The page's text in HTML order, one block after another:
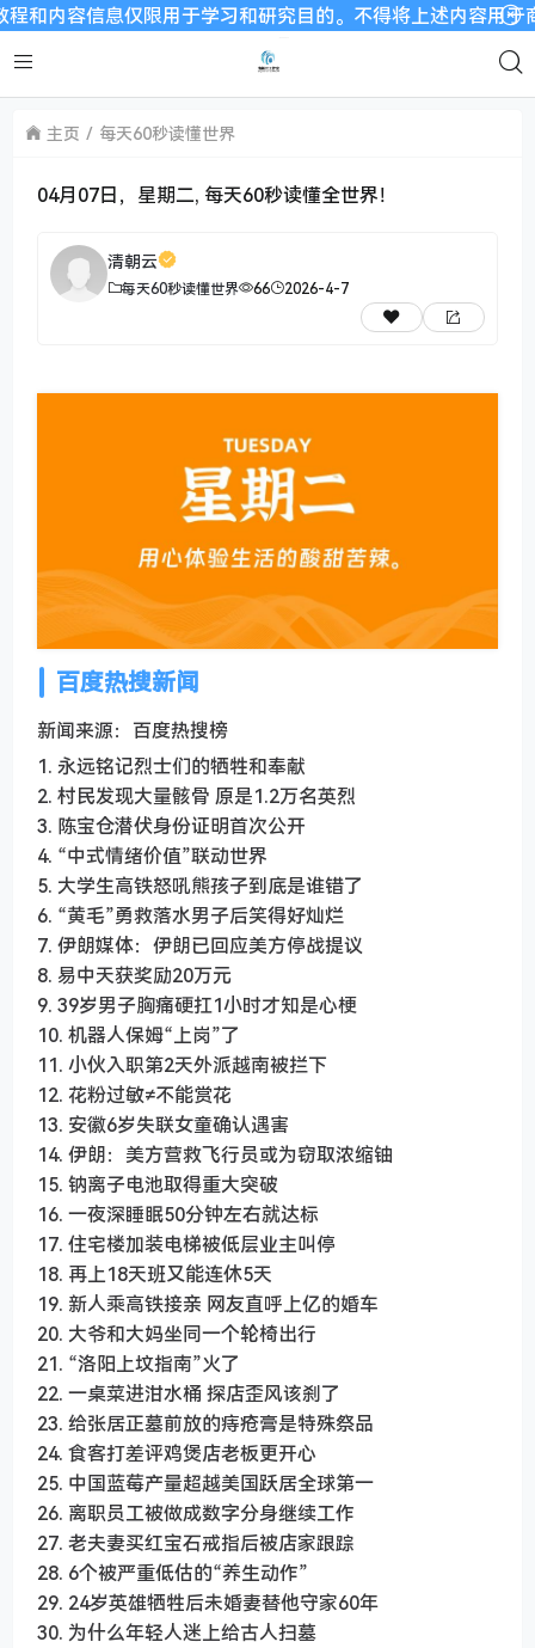
容信息仅限用于学习和研究目的。不得将上述内容用于商
主页 每天60秒读懂世界
04月07日，星期二, 每天60秒读懂全世界！
清朝云
每天60秒读懂世界 66 2026-4-7
百度热搜新闻
新闻来源：百度热搜榜
1. 永远铭记烈士们的牺牲和奉献
2. 村民发现大量骸骨 原是1.2万名英烈
3. 陈宝仓潜伏身份证明首次公开
4. “中式情绪价值”联动世界
5. 大学生高铁怒吼熊孩子到底是谁错了
6. “黄毛”勇救落水男子后笑得好灿烂
7. 伊朗媒体：伊朗已回应美方停战提议
8. 易中天获奖励20万元
9. 39岁男子胸痛硬扛1小时才知是心梗
10. 机器人保姆“上岗”了
11. 小伙入职第2天外派越南被拦下
12. 花粉过敏≠不能赏花
13. 安徽6岁失联女童确认遇害
14. 伊朗：美方营救飞行员或为窃取浓缩铀
15. 钠离子电池取得重大突破
16. 一夜深睡眠50分钟左右就达标
17. 住宅楼加装电梯被低层业主叫停
18. 再上18天班又能连休5天
19. 新人乘高铁接亲 网友直呼上亿的婚车
20. 大爷和大妈坐同一个轮椅出行
21. “洛阳上坟指南”火了
22. 一桌菜进泔水桶 探店歪风该刹了
23. 给张居正墓前放的痔疮膏是特殊祭品
24. 食客打差评鸡煲店老板更开心
25. 中国蓝莓产量超越美国跃居全球第一
26. 离职员工被做成数字分身继续工作
27. 老夫妻买红宝石戒指后被店家跟踪
28. 6个被严重低估的“养生动作”
29. 24岁英雄牺牲后未婚妻替他守家60年
30. 为什么年轻人迷上给古人扫墓